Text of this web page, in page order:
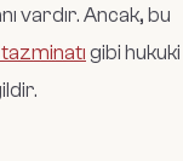
vardır. Ancak, bu
gibi hukuki